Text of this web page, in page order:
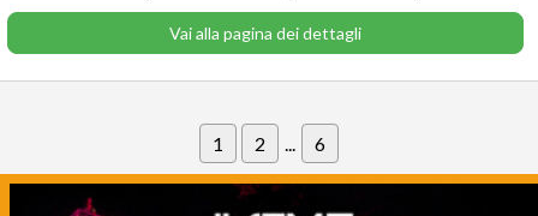
Vai alla pagina dei dettagli
1 2 ... 6